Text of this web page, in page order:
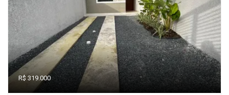
R$ 319.000